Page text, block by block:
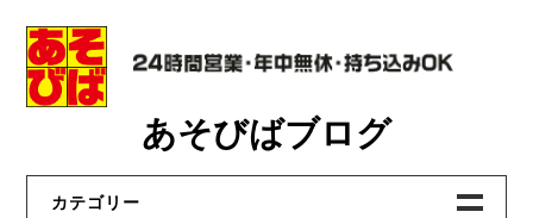
content
あそびばブログ
カテゴリー